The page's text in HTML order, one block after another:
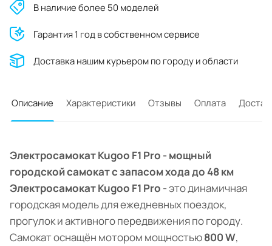
В наличие более 50 моделей
Гарантия 1 год в собственном сервисе
Доставĸа нашим ĸурьером по городу и области
Описание Характеристики Отзывы Оплата
Электросамокат Kugoo F1 Pro - мощный
городской самокат с запасом хода до 48 км
Электросамокат Kugoo F1 Pro - это динамичная
городская модель для ежедневных поездок,
прогулок и активного передвижения по городу.
Самокат оснащён мотором мощностью800 W,